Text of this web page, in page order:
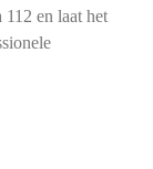
112 en laat het